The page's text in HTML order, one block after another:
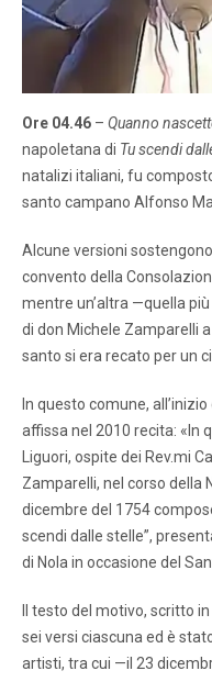
Ore 04.46 – Quanno
napoletana di Tu scendi
natalizi italiani, fu
santo campano Alfonso
Alcune versioni
convento della
mentre un’altra —quella
di don Michele Zamparelli a
santo si era recato per un
In questo comune,
affissa nel 2010 recita: «In
Liguori, ospite dei Rev.mi
Zamparelli, nel corso della
dicembre del 1754
scendi dalle stelle”,
di Nola in occasione del
Il testo del motivo, scritto
sei versi ciascuna ed è
artisti, tra cui —il 23